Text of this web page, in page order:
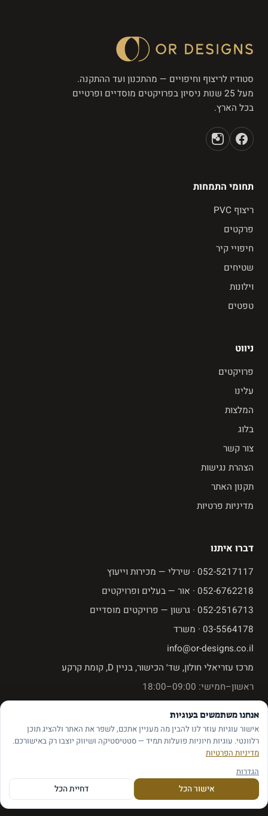
סטודיו לריצוף וחיפויים — מהתכנון ועד ההתקנה.
מעל 25 שנות ניסיון בפרויקטים מוסדיים ופרטיים
בכל הארץ.
תחומי התמחות
ריצוף PVC
פרקטים
חיפויי קיר
שטיחים
וילונות
טפטים
ניווט
פרויקטים
עלינו
המלצות
בלוג
צור קשר
הצהרת נגישות
תקנון האתר
מדיניות פרטיות
דברו איתנו
052-5217117 · שירלי — מכירות וייעוץ
052-6762218 · אור — בעלים ופרויקטים
052-2516713 · גרשון — פרויקטים מוסדיים
03-5564178 · משרד
info@or-designs.co.il
מרכז עזריאלי חולון, שד׳ הכישור, בניין D, קומת קרקע
ראשון–חמישי: 09:00–18:00
הגדרות עוגיות
Built by Optimized
אנחנו משתמשים בעוגיות
אישור עוגיות עוזר לנו להבין מה מעניין אתכם, לשפר את האתר ולהציג תוכן
רלוונטי. עוגיות חיוניות פועלות תמיד — סטטיסטיקה ושיווק יוצבו רק באישורכם.
מדיניות הפרטיות
הגדרות
אישור הכל דחיית הכל